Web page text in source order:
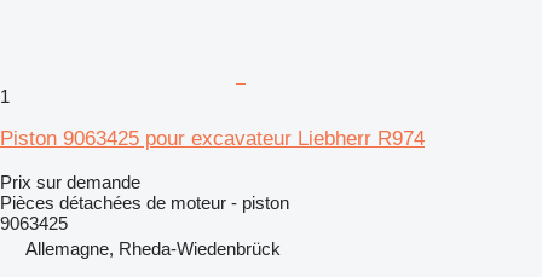
1
Piston 9063425 pour excavateur Liebherr R974
Prix sur demande
Pièces détachées de moteur - piston
9063425
Allemagne, Rheda-Wiedenbrück